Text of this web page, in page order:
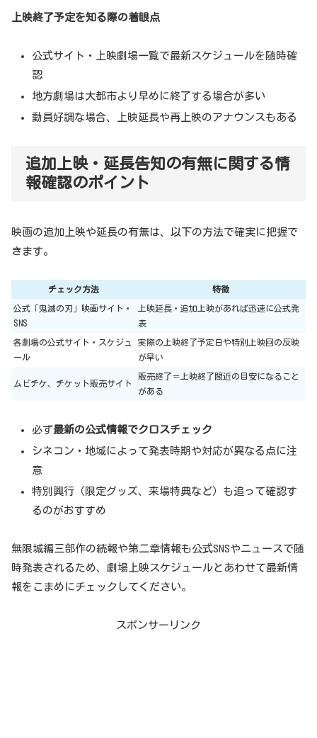
上映終了予定を知る際の着眼点
公式サイト・上映劇場一覧で最新スケジュールを随時確
認
地方劇場は大都市より早めに終了する場合が多い
動員好調な場合、上映延長や再上映のアナウンスもある
追加上映・延長告知の有無に関する情
報確認のポイント
映画の追加上映や延長の有無は、以下の方法で確実に把握で
きます。
チェック方法 特徴
公式「鬼滅の刃」映画サイト・
SNS
上映延長・追加上映があれば迅速に公式発
表
各劇場の公式サイト・スケジュ
ール
実際の上映終了予定日や特別上映回の反映
が早い
ムビチケ、チケット販売サイト
販売終了＝上映終了間近の目安になること
がある
必ず最新の公式情報でクロスチェック
シネコン・地域によって発表時期や対応が異なる点に注
意
特別興行（限定グッズ、来場特典など）も追って確認す
るのがおすすめ
無限城編三部作の続報や第二章情報も公式SNSやニュースで随
時発表されるため、劇場上映スケジュールとあわせて最新情
報をこまめにチェックしてください。
スポンサーリンク